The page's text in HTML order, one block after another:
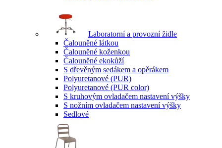
Laboratorní a provozní židle
Čalouněné látkou
Čalouněné koženkou
Čalouněné ekokůží
S dřevěným sedákem a opěrákem
Polyuretanové (PUR)
Polyuretanové (PUR color)
S kruhovým ovladačem nastavení výšky
S nožním ovladačem nastavení výšky
Sedlové